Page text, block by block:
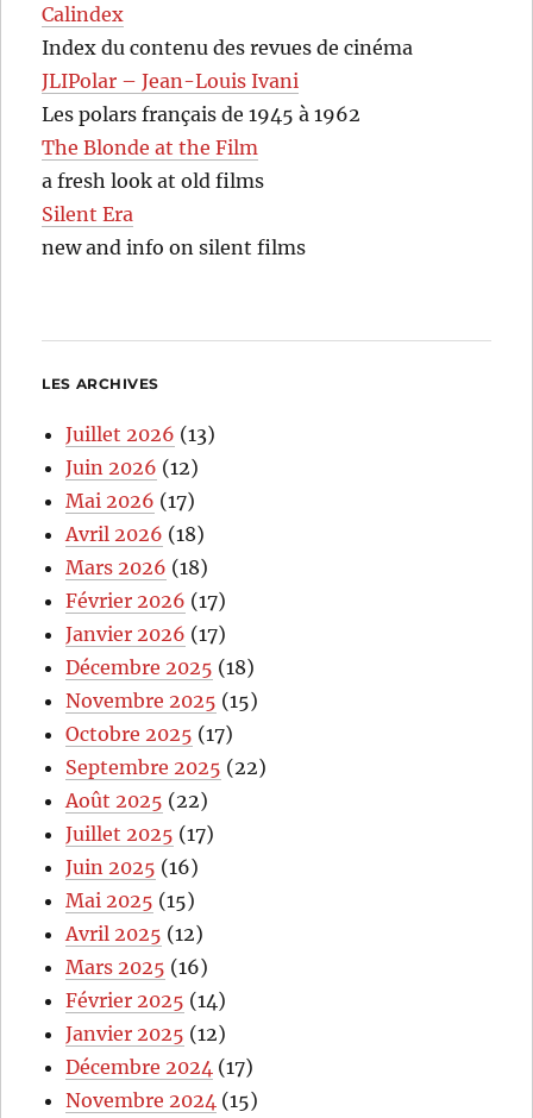
Calindex
Index du contenu des revues de cinéma
JLIPolar – Jean-Louis Ivani
Les polars français de 1945 à 1962
The Blonde at the Film
a fresh look at old films
Silent Era
new and info on silent films
LES ARCHIVES
Juillet 2026 (13)
Juin 2026 (12)
Mai 2026 (17)
Avril 2026 (18)
Mars 2026 (18)
Février 2026 (17)
Janvier 2026 (17)
Décembre 2025 (18)
Novembre 2025 (15)
Octobre 2025 (17)
Septembre 2025 (22)
Août 2025 (22)
Juillet 2025 (17)
Juin 2025 (16)
Mai 2025 (15)
Avril 2025 (12)
Mars 2025 (16)
Février 2025 (14)
Janvier 2025 (12)
Décembre 2024 (17)
Novembre 2024 (15)